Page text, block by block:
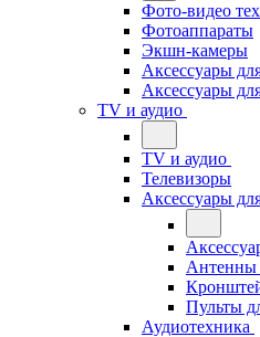
Фото-видео
Фотоаппараты
Экшн-камеры
Аксессуары
Аксессуары
TV и аудио
TV и аудио
Телевизоры
Аксессуары
Антенны
Пульты
Аудиотехника